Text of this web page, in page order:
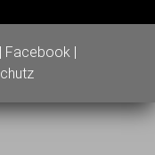
Facebook |